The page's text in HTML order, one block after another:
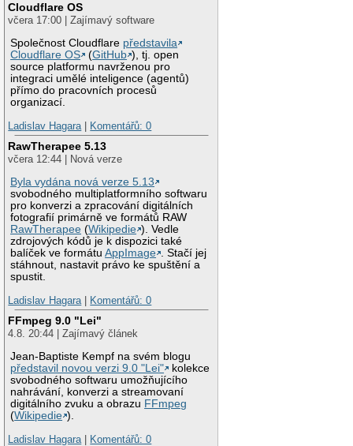
Cloudflare OS
včera 17:00 | Zajímavý software
Společnost Cloudflare představila
Cloudflare OS
(GitHub ), tj. open
source platformu navrženou pro
integraci umělé inteligence (agentů)
přímo do pracovních procesů
organizací.
Ladislav Hagara
Komentářů: 0
RawTherapee 5.13
včera 12:44 | Nová verze
Byla vydána nová verze 5.13
svobodného multiplatformního softwaru
pro konverzi a zpracování digitálních
fotografií primárně ve formátů RAW
RawTherapee (Wikipedie ). Vedle
zdrojových kódů je k dispozici také
balíček ve formátuAppImage . Stačí jej
stáhnout, nastavit právo ke spuštění a
spustit.
Ladislav Hagara
Komentářů: 0
FFmpeg 9.0 "Lei"
4.8. 20:44 | Zajímavý článek
Jean-Baptiste Kempf na svém blogu
představil novou verzi 9.0 "Lei"
kolekce
svobodného softwaru umožňujícího
nahrávání, konverzi a streamovaní
digitálního zvuku a obrazu FFmpeg
(Wikipedie ).
Ladislav Hagara
Komentářů: 0